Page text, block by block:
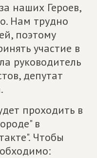
наших Героев,
Нам трудно
поэтому
участие в
руководитель
депутат
проходить в
в
Чтобы